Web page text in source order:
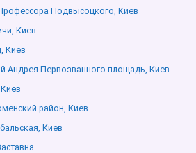
Подвысоцкого, Киев
Киев
Киев
Андрея Первозванного площадь, Киев
район, Киев
Киев